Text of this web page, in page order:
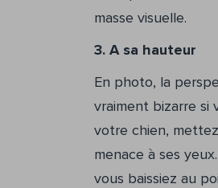
masse visuelle.
3. A sa hauteur
En photo, la
vraiment bizarre si
votre chien,
menace à ses
vous baissiez au